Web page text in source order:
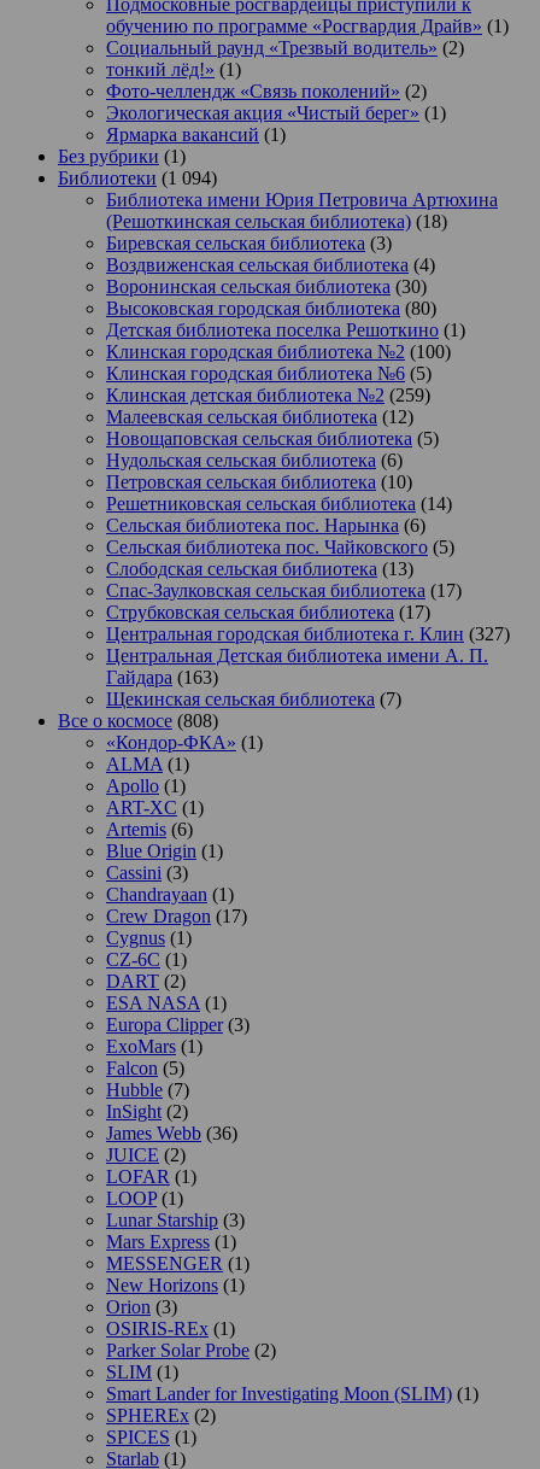
обучению по программе «Росгвардия Драйв» (1)
Социальный раунд «Трезвый водитель» (2)
тонкий лёд!» (1)
Фото-челлендж «Связь поколений» (2)
Экологическая акция «Чистый берег» (1)
Ярмарка вакансий (1)
Без рубрики (1)
Библиотеки (1 094)
Библиотека имени Юрия Петровича Артюхина
(Решоткинская сельская библиотека) (18)
Биревская сельская библиотека (3)
Воздвиженская сельская библиотека (4)
Воронинская сельская библиотека (30)
Высоковская городская библиотека (80)
Детская библиотека поселка Решоткино (1)
Клинская городская библиотека №2 (100)
Клинская городская библиотека №6 (5)
Клинская детская библиотека №2 (259)
Малеевская сельская библиотека (12)
Новощаповская сельская библиотека (5)
Нудольская сельская библиотека (6)
Петровская сельская библиотека (10)
Решетниковская сельская библиотека (14)
Сельская библиотека пос. Нарынка (6)
Сельская библиотека пос. Чайковского (5)
Слободская сельская библиотека (13)
Спас-Заулковская сельская библиотека (17)
Струбковская сельская библиотека (17)
Центральная городская библиотека г. Клин (327)
Центральная Детская библиотека имени А. П.
Гайдара (163)
Щекинская сельская библиотека (7)
Все о космосе (808)
«Кондор-ФКА» (1)
ALMA (1)
Apollo (1)
ART-XC (1)
Artemis (6)
Blue Origin (1)
Cassini (3)
Chandrayaan (1)
Crew Dragon (17)
Cygnus (1)
CZ-6C (1)
DART (2)
ESA NASA (1)
Europa Clipper(3)
ExoMars (1)
Falcon (5)
Hubble (7)
InSight (2)
James Webb (36)
JUICE (2)
LOFAR (1)
LOOP(1)
Lunar Starship (3)
Mars Express (1)
MESSENGER (1)
New Horizons (1)
Orion (3)
OSIRIS-REx (1)
Parker Solar Probe (2)
SLIM (1)
Smart Lander for Investigating Moon (SLIM) (1)
SPHEREx (2)
SPICES (1)
Starlab (1)